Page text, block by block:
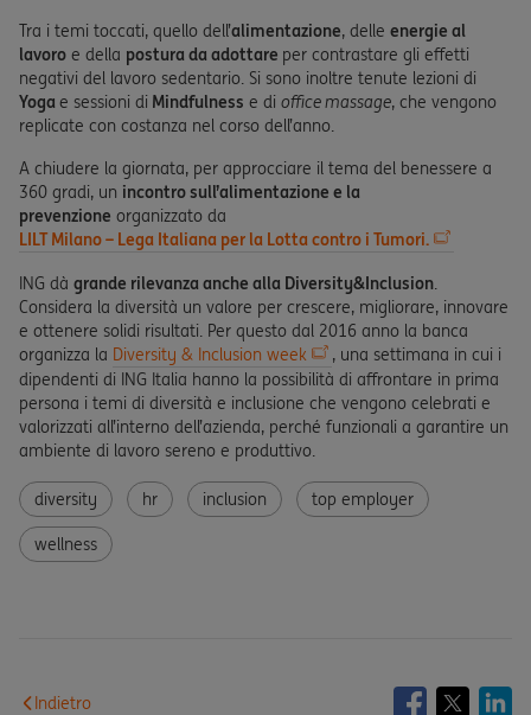
Tra i temi toccati, quello dell’alimentazione, delle energie al
lavoro e della postura da adottare per contrastare gli effetti
negativi del lavoro sedentario. Si sono inoltre tenute lezioni di
Yogae sessioni di Mindfulness e di office massage, che vengono
replicate con costanza nel corso dell’anno.
A chiudere la giornata, per approcciare il tema del benessere a
360 gradi, un incontro sull’alimentazione e la
prevenzione organizzato da
LILT Milano – Lega Italiana per la Lotta contro i Tumori.
ING dà grande rilevanza anche alla Diversity&Inclusion.
Considera la diversità un valore per crescere, migliorare, innovare
e ottenere solidi risultati. Per questo dal 2016 anno la banca
organizza la Diversity & Inclusion week
, una settimana in cui i
dipendenti di ING Italia hanno la possibilità di affrontare in prima
persona i temi di diversità e inclusione che vengono celebrati e
valorizzati all’interno dell’azienda, perché funzionali a garantire un
ambiente di lavoro sereno e produttivo.
diversity hr inclusion top employer
wellness
Indietro